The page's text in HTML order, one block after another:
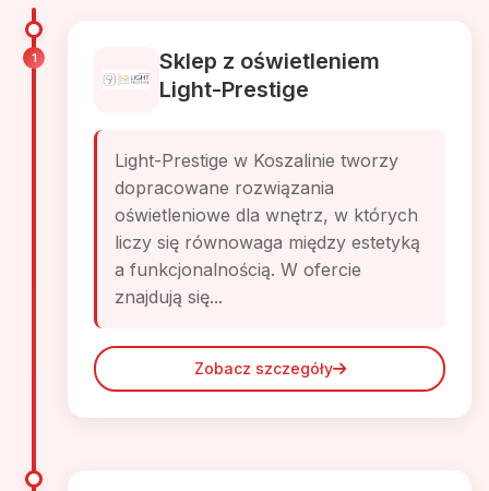
1
Sklep z oświetleniem
Light-Prestige
Light-Prestige w Koszalinie tworzy
dopracowane rozwiązania
oświetleniowe dla wnętrz, w których
liczy się równowaga między estetyką
a funkcjonalnością. W ofercie
znajdują się...
Zobacz szczegóły